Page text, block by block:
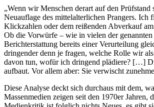
„Wenn wir Menschen derart auf den
Neuauflage des mittelalterlichen Prangers. Ich
Klickzahlen oder dem reißenden Abverkauf
Ob die Vorwürfe – wie in vielen der
Berichterstattung bereits einer Verurteilung
dringender denn je fragen, welche Rolle wir
davon tun, wofür ich dringend plädiere? […]
aufbaut. Vor allem aber: Sie verwischt
Diese Analyse deckt sich durchaus mit dem,
Massenmedien zeigen seit den 1970er